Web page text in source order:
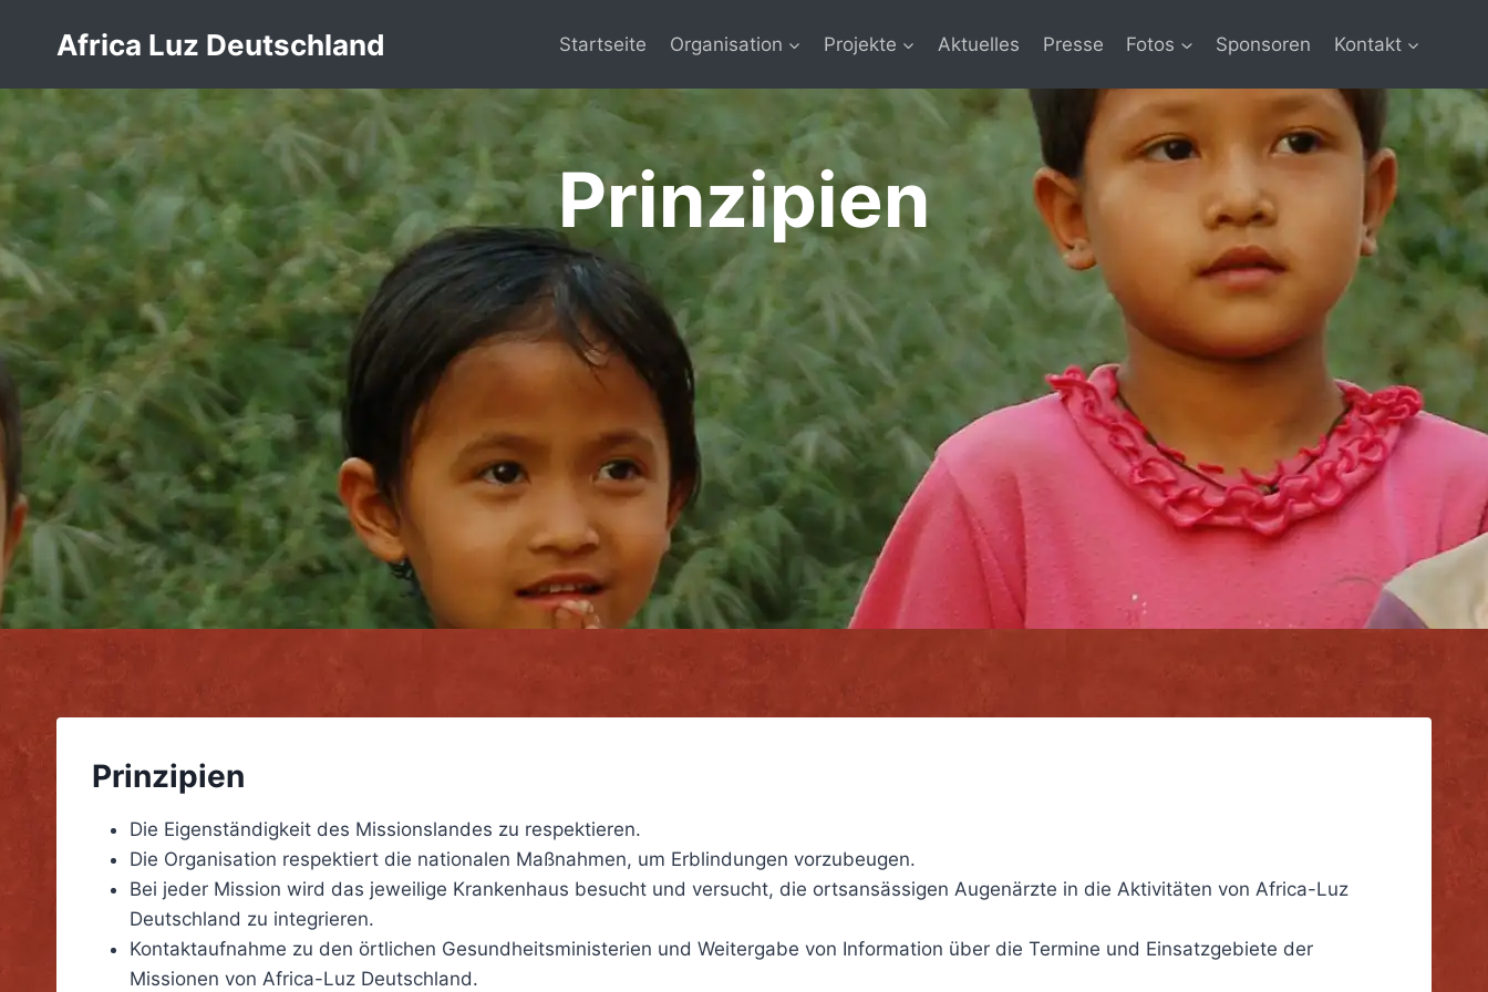
Africa Luz Deutschland Startseite Organisation Projekte Aktuelles Presse Fotos Sponsoren Kontakt
Prinzipien
Prinzipien
Die Eigenständigkeit des Missionslandes zu respektieren.
Die Organisation respektiert die nationalen Maßnahmen, um Erblindungen vorzubeugen.
Bei jeder Mission wird das jeweilige Krankenhaus besucht und versucht, die ortsansässigen Augenärzte in die Aktivitäten von Africa-Luz
Deutschland zu integrieren.
Kontaktaufnahme zu den örtlichen Gesundheitsministerien und Weitergabe von Information über die Termine und Einsatzgebiete der
Missionen von Africa-Luz Deutschland.